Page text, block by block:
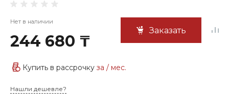
Нет в наличии
244 680 ₸
Заказать
Купить в рассрочку за / мес.
Нашли дешевле?